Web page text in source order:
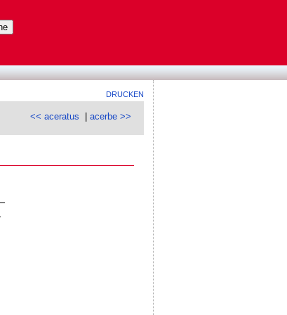
DRUCKEN
<< aceratus |acerbe >>